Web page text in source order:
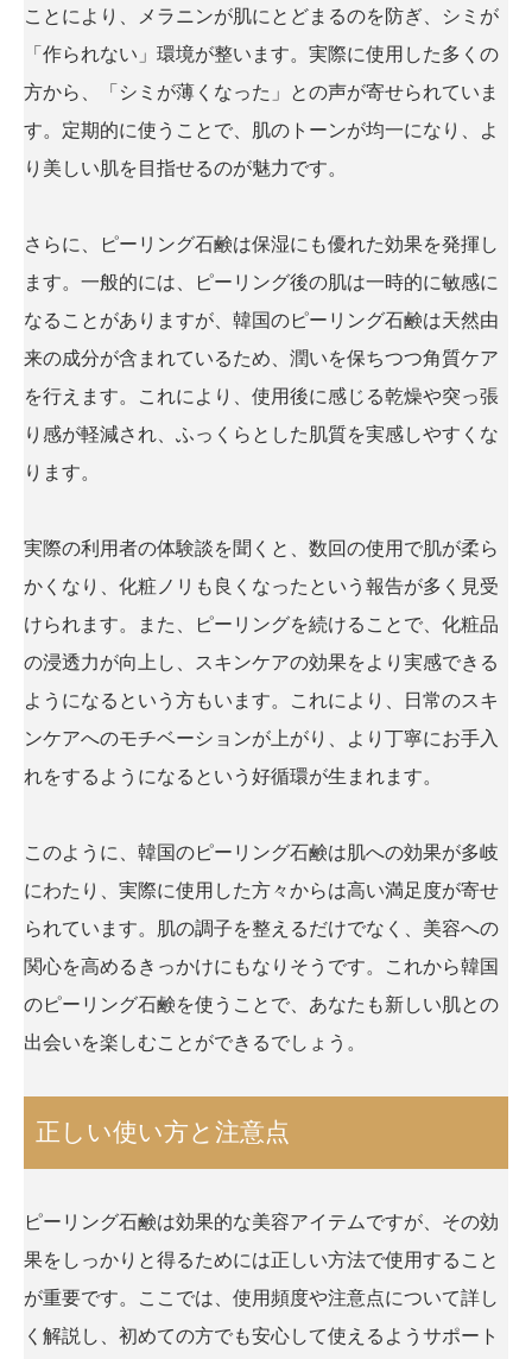
ことにより、メラニンが肌にとどまるのを防ぎ、シミが
「作られない」環境が整います。実際に使用した多くの
方から、「シミが薄くなった」との声が寄せられていま
す。定期的に使うことで、肌のトーンが均一になり、よ
り美しい肌を目指せるのが魅力です。
さらに、ピーリング石鹸は保湿にも優れた効果を発揮し
ます。一般的には、ピーリング後の肌は一時的に敏感に
なることがありますが、韓国のピーリング石鹸は天然由
来の成分が含まれているため、潤いを保ちつつ角質ケア
を行えます。これにより、使用後に感じる乾燥や突っ張
り感が軽減され、ふっくらとした肌質を実感しやすくな
ります。
実際の利用者の体験談を聞くと、数回の使用で肌が柔ら
かくなり、化粧ノリも良くなったという報告が多く見受
けられます。また、ピーリングを続けることで、化粧品
の浸透力が向上し、スキンケアの効果をより実感できる
ようになるという方もいます。これにより、日常のスキ
ンケアへのモチベーションが上がり、より丁寧にお手入
れをするようになるという好循環が生まれます。
このように、韓国のピーリング石鹸は肌への効果が多岐
にわたり、実際に使用した方々からは高い満足度が寄せ
られています。肌の調子を整えるだけでなく、美容への
関心を高めるきっかけにもなりそうです。これから韓国
のピーリング石鹸を使うことで、あなたも新しい肌との
出会いを楽しむことができるでしょう。
正しい使い方と注意点
ピーリング石鹸は効果的な美容アイテムですが、その効
果をしっかりと得るためには正しい方法で使用すること
が重要です。ここでは、使用頻度や注意点について詳し
く解説し、初めての方でも安心して使えるようサポート